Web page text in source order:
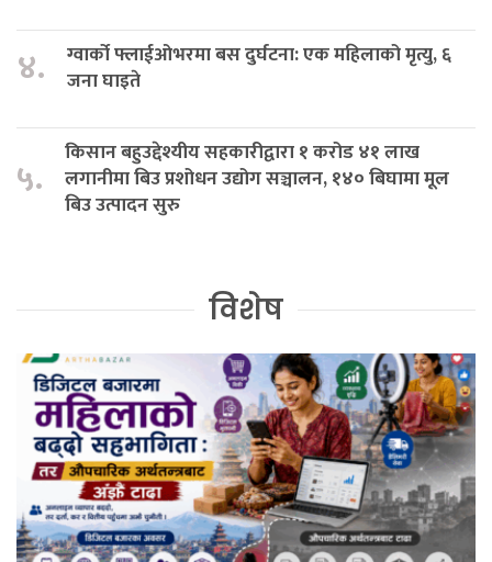
४.
ग्वार्को फ्लाईओभरमा बस दुर्घटना: एक महिलाको मृत्यु, ६
जना घाइते
५.
किसान बहुउद्देश्यीय सहकारीद्वारा १ करोड ४१ लाख
लगानीमा बिउ प्रशोधन उद्योग सञ्चालन, १४० बिघामा मूल
बिउ उत्पादन सुरु
विशेष